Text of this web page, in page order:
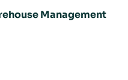
Management